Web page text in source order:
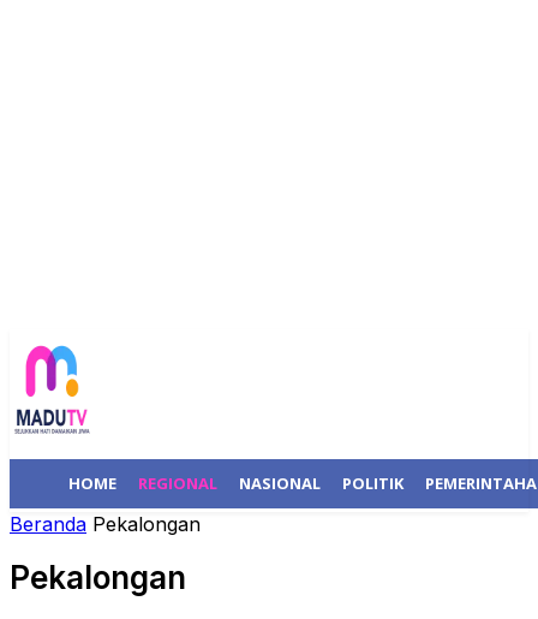
HOME REGIONAL NASIONAL POLITIK
Beranda Pekalongan
Pekalongan